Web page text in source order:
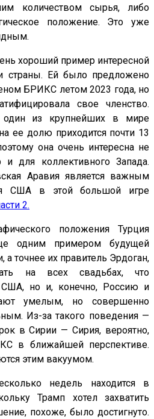
количеством сырья, либо
положение. Это уже
хороший пример интересной
страны. Ей было предложено
БРИКС летом 2023 года, но
свое членство.
один из крупнейших в мире
ее долю приходится почти 13
она очень интересна не
для коллективного Запада.
Аравия является важным
США в этой большой игре
2.
положения Турция
одним примером будущей
а точнее их правитель Эрдоган,
на всех свадьбах, что
США, но и, конечно, Россию и
умелым, но совершенно
Из-за такого поведения —
в Сирии — Сирия, вероятно,
в ближайшей перспективе.
этим вакуумом.
недель находится в
Трамп хотел захватить
похоже, было достигнуто.